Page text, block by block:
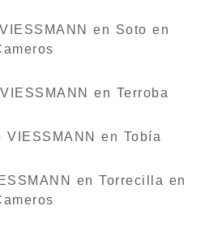
en Soto en
en Terroba
en Tobía
en Torrecilla en